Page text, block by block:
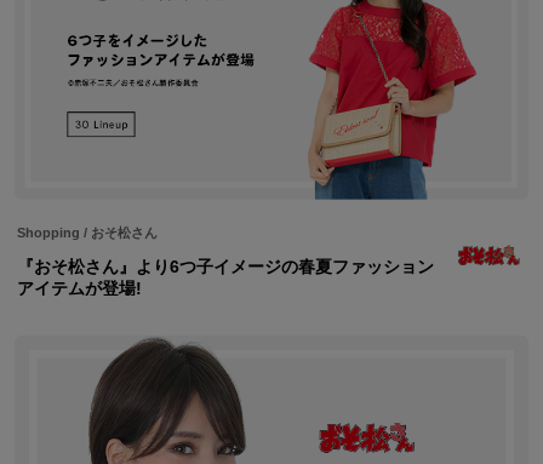
Shopping / おそ松さん
『おそ松さん』より6つ子イメージの春夏ファッション
アイテムが登場!